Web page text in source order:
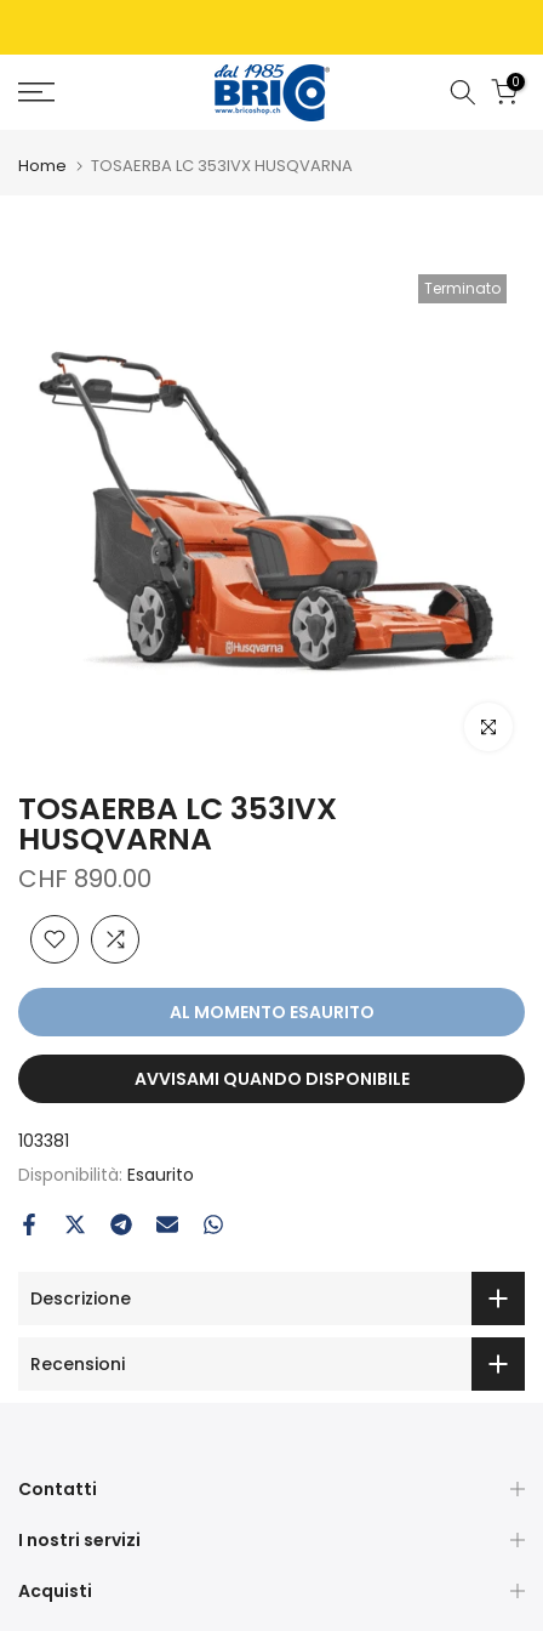
0
Home TOSAERBA LC 353IVX HUSQVARNA
Terminato
clicca
TOSAERBA LC 353IVX
HUSQVARNA
CHF 890.00
AL MOMENTO ESAURITO
AVVISAMI QUANDO DISPONIBILE
103381
Disponibilità: Esaurito
Descrizione
Recensioni
Contatti
I nostri servizi
Acquisti